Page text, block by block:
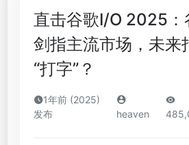
直击谷歌I/O 2025：
剑指主流市场，未来
“打字”？
1年前 (2025)
发布
heaven